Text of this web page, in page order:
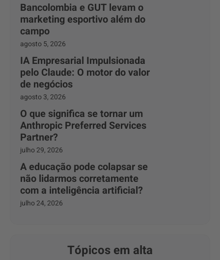
Bancolombia e GUT levam o
marketing esportivo além do
campo
agosto 5, 2026
IA Empresarial Impulsionada
pelo Claude: O motor do valor
de negócios
agosto 3, 2026
O que significa se tornar um
Anthropic Preferred Services
Partner?
julho 29, 2026
A educação pode colapsar se
não lidarmos corretamente
com a inteligência artificial?
julho 24, 2026
Tópicos em alta